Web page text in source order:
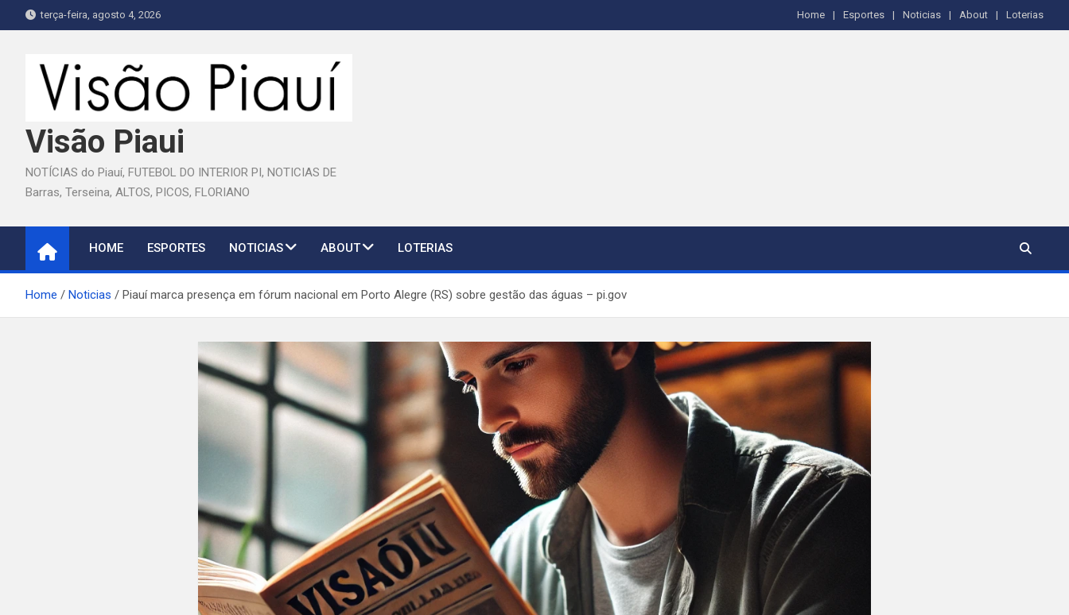
to
terça-feira, agosto 4, 2026 Home Esportes Noticias About Loterias
Visão Piaui
NOTÍCIAS do Piauí, FUTEBOL DO INTERIOR PI, NOTICIAS DE
Barras, Terseina, ALTOS, PICOS, FLORIANO
HOME ESPORTES NOTICIAS ABOUT LOTERIAS
Home Noticias Piauí marca presença em fórum nacional em Porto Alegre (RS) sobre gestão das águas – pi.gov